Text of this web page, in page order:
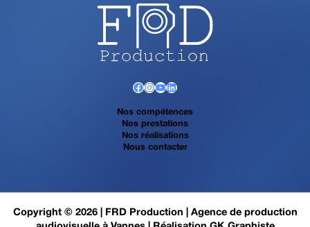
Facebook
Instagram
YouTube
LinkedIn
Nos compétences
Nos prestations
Nos réalisations
Nous contacter
Copyright © 2026 |
FRD Production | Agence de production